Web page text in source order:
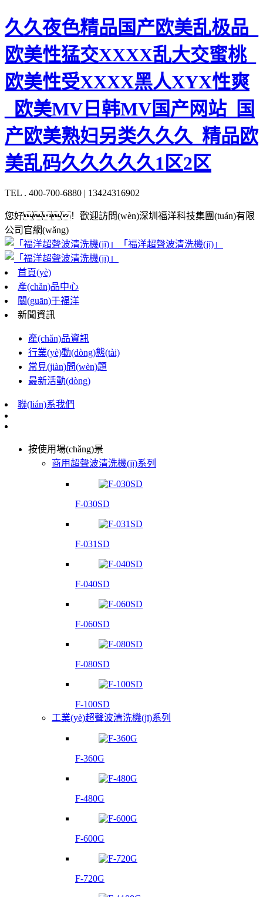
久久夜色精品国产欧美乱极品_
欧美性猛交XXXX乱大交蜜桃_
欧美性受XXXX黑人XYX性爽
_欧美MV日韩MV国产网站_国
产欧美熟妇另类久久久_精品欧
美乱码久久久久久1区2区
TEL . 400-700-6880 | 13424316902
您好！歡迎訪問(wèn)深圳福洋科技集團(tuán)有限
公司官網(wǎng)
「福洋超聲波清洗機(jī)」
首頁(yè)
產(chǎn)品中心
關(guān)于福洋
新聞資訊
產(chǎn)品資訊
行業(yè)動(dòng)態(tài)
常見(jiàn)問(wèn)題
最新活動(dòng)
聯(lián)系我們
按使用場(chǎng)景
商用超聲波清洗機(jī)系列
F-030SD
F-031SD
F-040SD
F-060SD
F-080SD
F-100SD
工業(yè)超聲波清洗機(jī)系列
F-360G
F-480G
F-600G
F-720G